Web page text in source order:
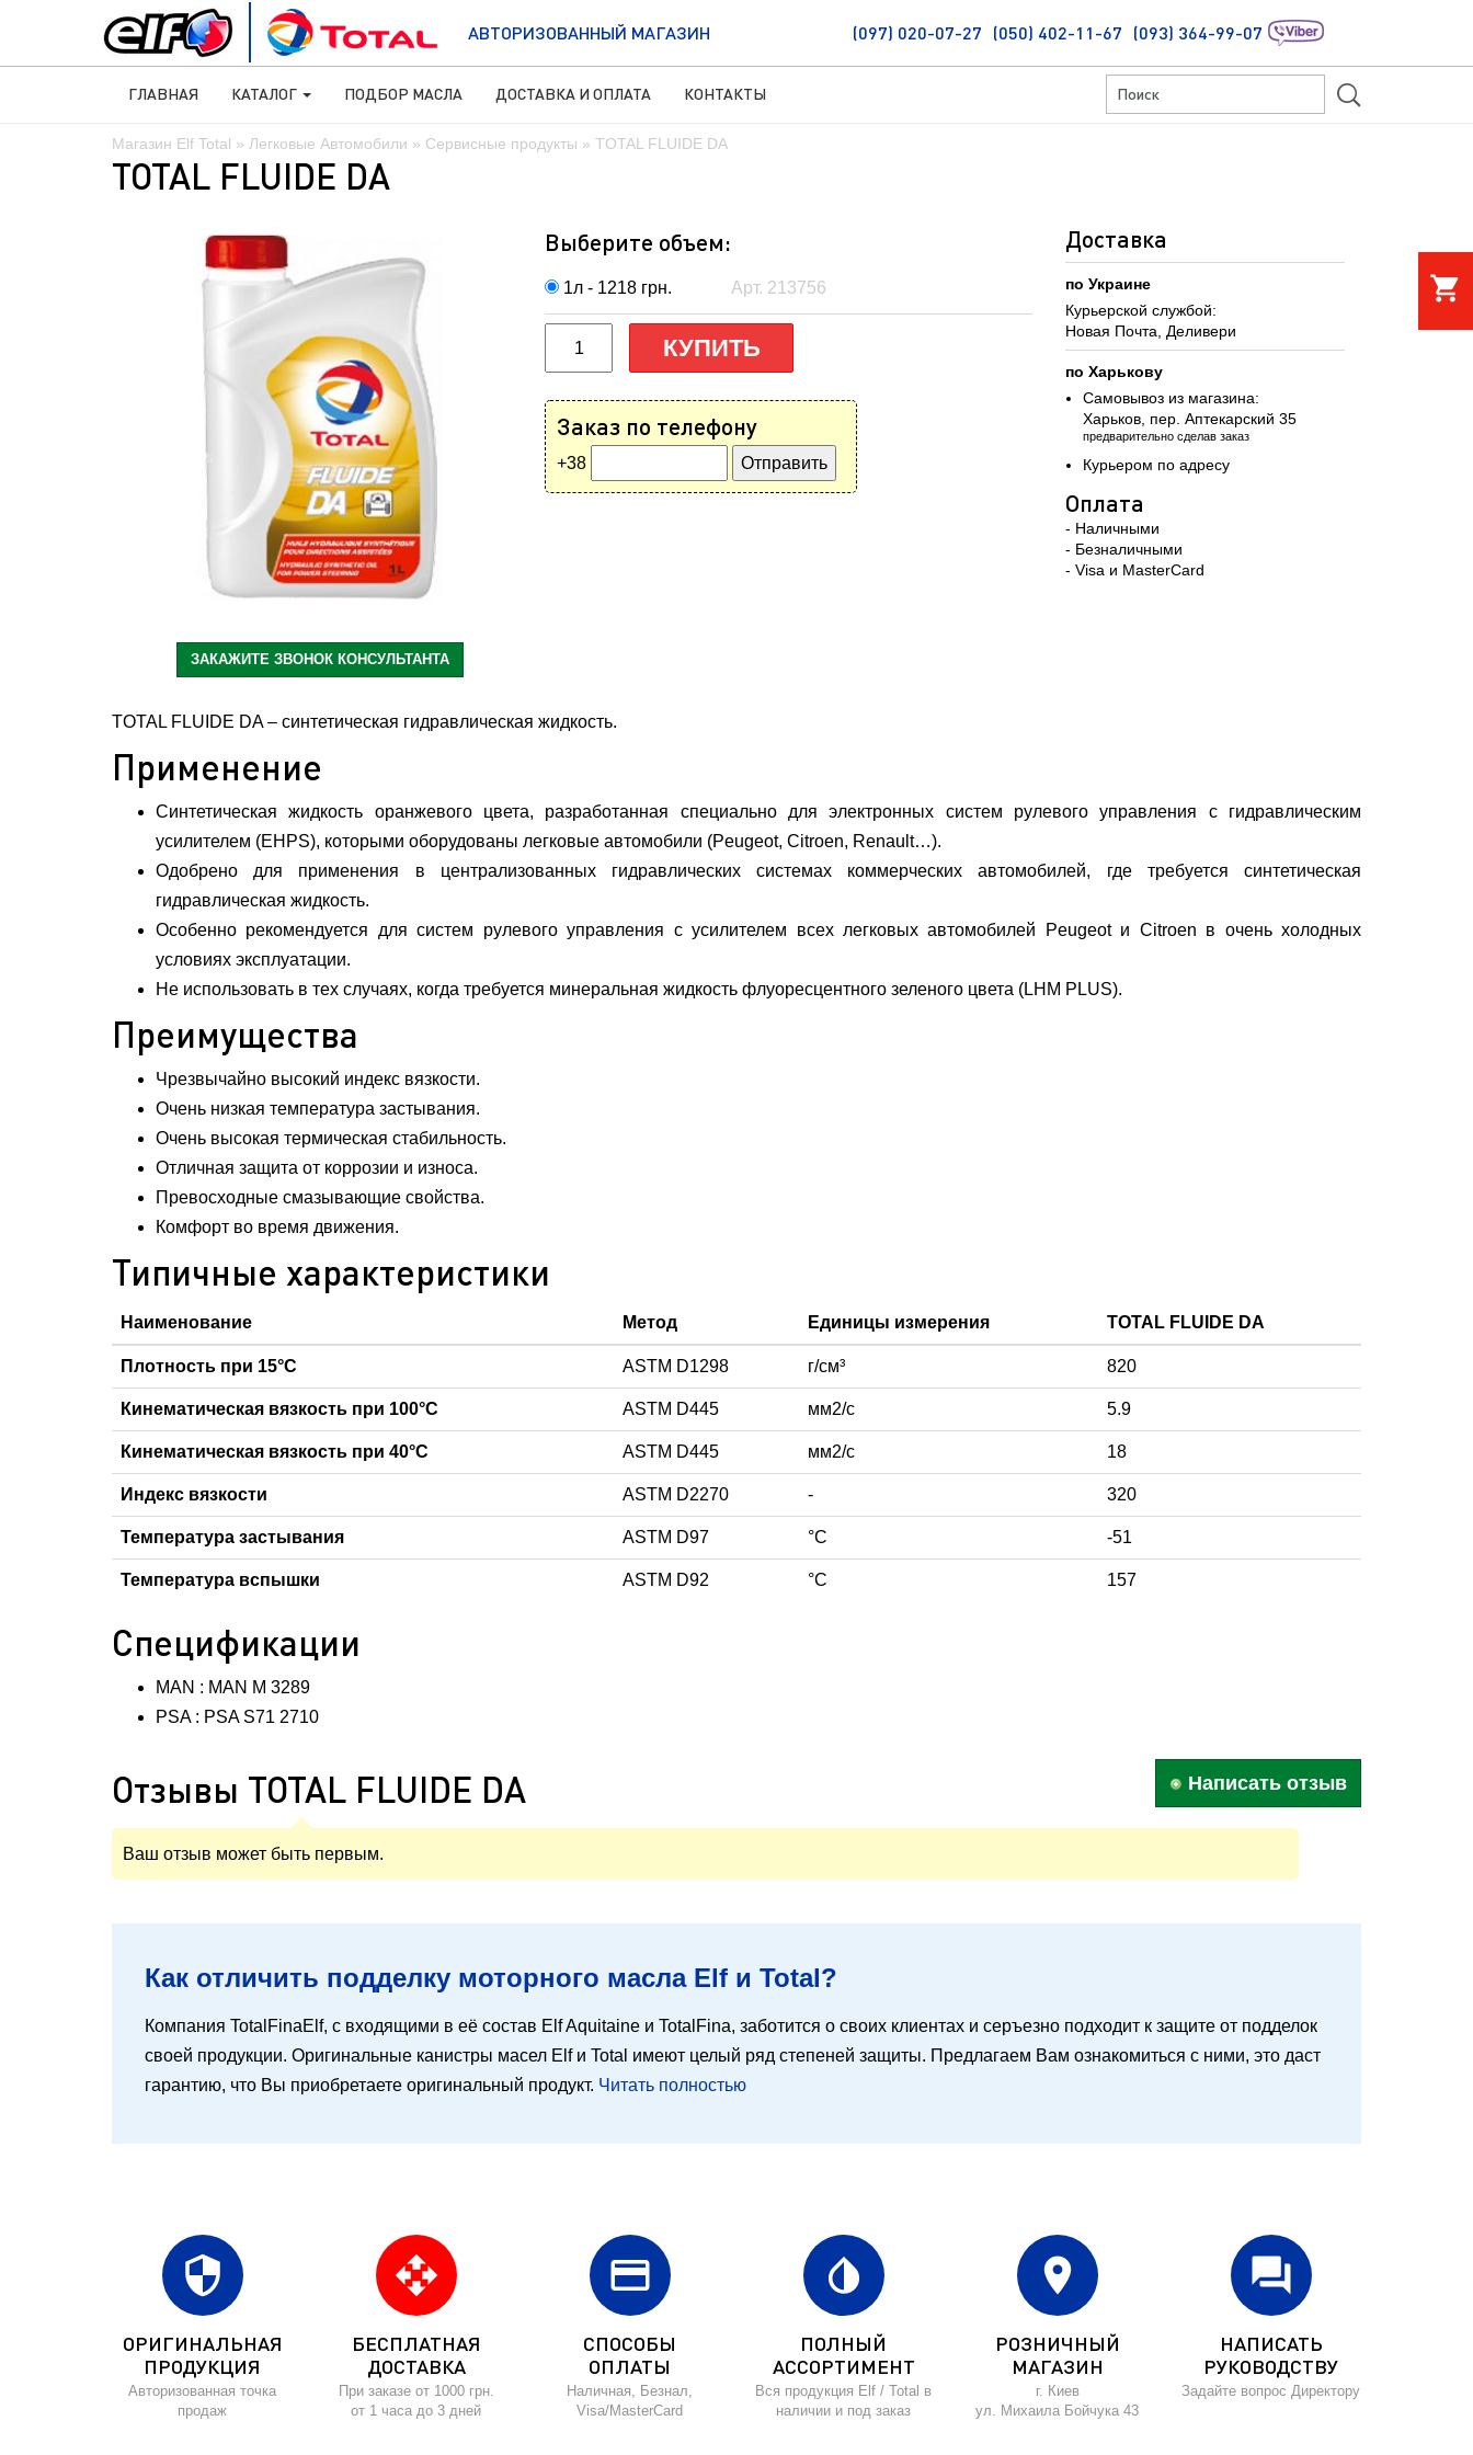
Магазин Elf Total » Легковые Автомобили » Сервисные продукты » TOTAL FLUIDE DA
TOTAL FLUIDE DA
ЗАКАЖИТЕ ЗВОНОК КОНСУЛЬТАНТА
Выберите объем:
1л - 1218 грн. Арт. 213756
КУПИТЬ
Заказ по телефону
+38
Доставка
по Украине
Курьерской службой:
Новая Почта, Деливери
по Харькову
Самовывоз из магазина:
Харьков, пер. Аптекарский 35
предварительно сделав заказ
Курьером по адресу
Оплата
- Наличными
- Безналичными
- Visa и MasterCard
TOTAL FLUIDE DA – cинтетическая гидравлическая жидкость.
Применение
Синтетическая жидкость оранжевого цвета, разработанная специально для электронных систем рулевого управления с гидравлическим
усилителем (EHPS), которыми оборудованы легковые автомобили (Peugeot, Citroen, Renault…).
Одобрено для применения в централизованных гидравлических системах коммерческих автомобилей, где требуется синтетическая
гидравлическая жидкость.
Особенно рекомендуется для систем рулевого управления с усилителем всех легковых автомобилей Peugeot и Citroen в очень холодных
условиях эксплуатации.
Не использовать в тех случаях, когда требуется минеральная жидкость флуоресцентного зеленого цвета (LHM PLUS).
Преимущества
Чрезвычайно высокий индекс вязкости.
Очень низкая температура застывания.
Очень высокая термическая стабильность.
Отличная защита от коррозии и износа.
Превосходные смазывающие свойства.
Комфорт во время движения.
Типичные характеристики
Наименование Метод Единицы измерения TOTAL FLUIDE DA
Плотность при 15°С ASTM D1298 г/см³ 820
Кинематическая вязкость при 100°С ASTM D445 мм2/с 5.9
Кинематическая вязкость при 40°С ASTM D445 мм2/с 18
Индекс вязкости ASTM D2270 - 320
Температура застывания ASTM D97 °C -51
Температура вспышки ASTM D92 °C 157
Спецификации
MAN : MAN M 3289
PSA : PSA S71 2710
Отзывы TOTAL FLUIDE DA Написать отзыв
Ваш отзыв может быть первым.
Как отличить подделку моторного масла Elf и Total?
Компания TotalFinaElf, с входящими в её состав Elf Aquitaine и TotalFina, заботится о своих клиентах и серъезно подходит к защите от подделок
своей продукции. Оригинальные канистры масел Elf и Total имеют целый ряд степеней защиты. Предлагаем Вам ознакомиться с ними, это даст
гарантию, что Вы приобретаете оригинальный продукт. Читать полностью
security
ОРИГИНАЛЬНАЯ
ПРОДУКЦИЯ
Авторизованная точка
продаж
open_with
БЕСПЛАТНАЯ
ДОСТАВКА
При заказе от 1000 грн.
от 1 часа до 3 дней
credit_card
СПОСОБЫ
ОПЛАТЫ
Наличная, Безнал,
Visa/MasterCard
invert_colors
ПОЛНЫЙ
АССОРТИМЕНТ
Вся продукция Elf / Total в
наличии и под заказ
location_on
РОЗНИЧНЫЙ
МАГАЗИН
г. Киев
ул. Михаила Бойчука 43
forum
НАПИСАТЬ
РУКОВОДСТВУ
Задайте вопрос Директору
АВТОРИЗОВАННЫЙ МАГАЗИН (097) 020-07-27 (050) 402-11-67 (093) 364-99-07
ГЛАВНАЯ КАТАЛОГ ПОДБОР МАСЛА ДОСТАВКА И ОПЛАТА КОНТАКТЫ S
shopping_cart